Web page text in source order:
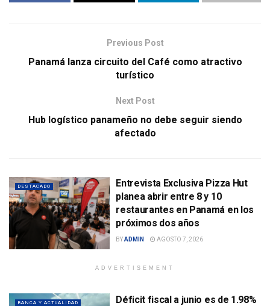
Previous Post
Panamá lanza circuito del Café como atractivo
turístico
Next Post
Hub logístico panameño no debe seguir siendo
afectado
DESTACADO
Entrevista Exclusiva Pizza Hut
planea abrir entre 8 y 10
restaurantes en Panamá en los
próximos dos años
BYADMIN AGOSTO 7, 2026
ADVERTISEMENT
BANCA Y ACTUALIDAD
Déficit fiscal a junio es de 1.98%